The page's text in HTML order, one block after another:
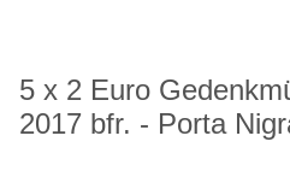
5 x 2 Euro
2017 bfr. - Porta